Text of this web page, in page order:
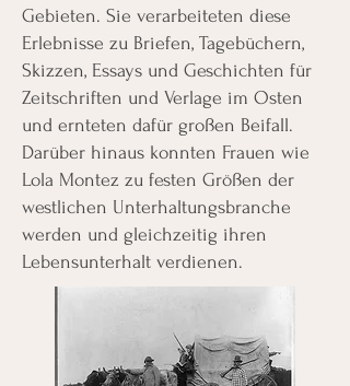
Gebieten. Sie verarbeiteten diese
Erlebnisse zu Briefen, Tagebüchern,
Skizzen, Essays und Geschichten für
Zeitschriften und Verlage im Osten
und ernteten dafür großen Beifall.
Darüber hinaus konnten Frauen wie
Lola Montez zu festen Größen der
westlichen Unterhaltungsbranche
werden und gleichzeitig ihren
Lebensunterhalt verdienen.